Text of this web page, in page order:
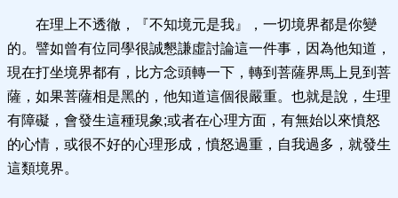
在理上不透徹，『不知境元是我』，一切境界都是你變
的。譬如曾有位同學很誠懇謙虛討論這一件事，因為他知道，
現在打坐境界都有，比方念頭轉一下，轉到菩薩界馬上見到菩
薩，如果菩薩相是黑的，他知道這個很嚴重。也就是說，生理
有障礙，會發生這種現象;或者在心理方面，有無始以來憤怒
的心情，或很不好的心理形成，憤怒過重，自我過多，就發生
這類境界。